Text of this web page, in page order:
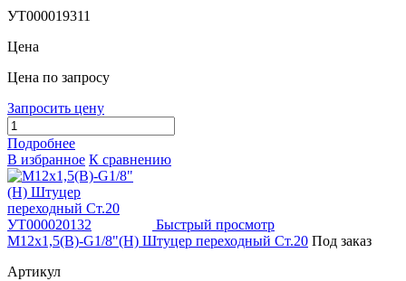
УТ000019311
Цена
Цена по запросу
Запросить цену
Подробнее
В избранное К сравнению
Быстрый просмотр
М12х1,5(В)-G1/8"(Н) Штуцер переходный Ст.20 Под заказ
Артикул